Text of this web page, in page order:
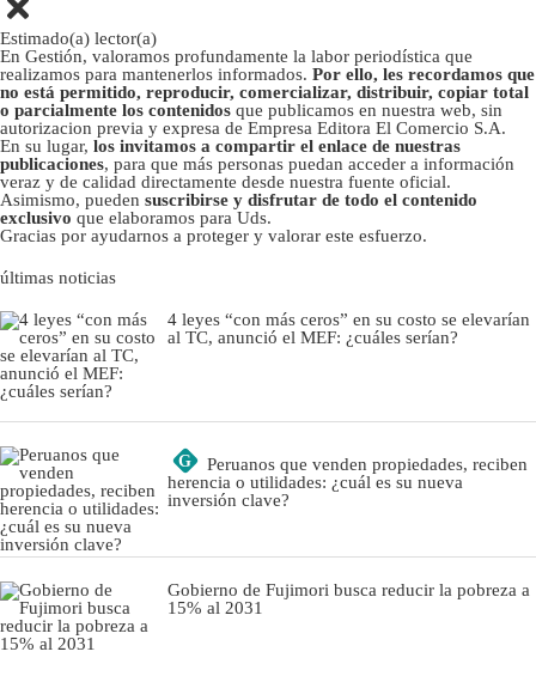
Estimado(a) lector(a)
En Gestión, valoramos profundamente la labor periodística que
realizamos para mantenerlos informados. Por ello, les recordamos que
no está permitido, reproducir, comercializar, distribuir, copiar total
o parcialmente los contenidos que publicamos en nuestra web, sin
autorizacion previa y expresa de Empresa Editora El Comercio S.A.
En su lugar, los invitamos a compartir el enlace de nuestras
publicaciones, para que más personas puedan acceder a información
veraz y de calidad directamente desde nuestra fuente oficial.
Asimismo, pueden suscribirse y disfrutar de todo el contenido
exclusivo que elaboramos para Uds.
Gracias por ayudarnos a proteger y valorar este esfuerzo.
últimas noticias
4 leyes “con más ceros” en su costo se elevarían
al TC, anunció el MEF: ¿cuáles serían?
G
Peruanos que venden propiedades, reciben
herencia o utilidades: ¿cuál es su nueva
inversión clave?
Gobierno de Fujimori busca reducir la pobreza a
15% al 2031